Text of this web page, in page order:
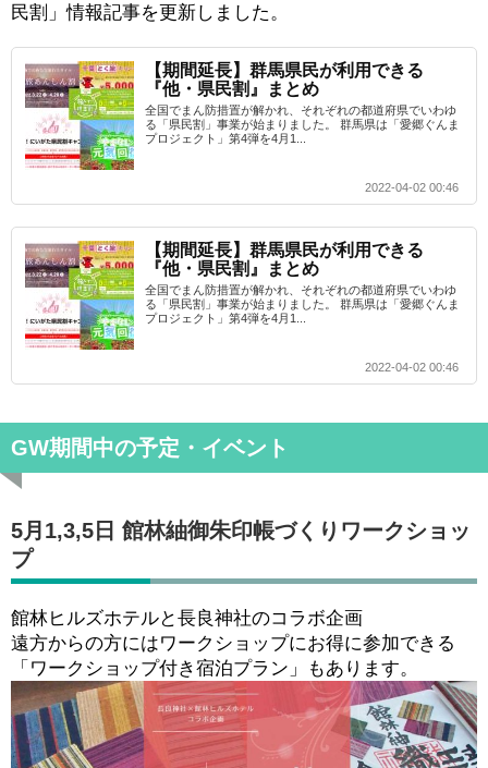
民割」情報記事を更新しました。
【期間延長】群馬県民が利用できる
『他・県民割』まとめ
全国でまん防措置が解かれ、それぞれの都道府県でいわゆ
る「県民割」事業が始まりました。 群馬県は「愛郷ぐんま
プロジェクト」第4弾を4月1...
2022-04-02 00:46
【期間延長】群馬県民が利用できる
『他・県民割』まとめ
全国でまん防措置が解かれ、それぞれの都道府県でいわゆ
る「県民割」事業が始まりました。 群馬県は「愛郷ぐんま
プロジェクト」第4弾を4月1...
2022-04-02 00:46
GW期間中の予定・イベント
5月1,3,5日 館林紬御朱印帳づくりワークショッ
プ
館林ヒルズホテルと長良神社のコラボ企画
遠方からの方にはワークショップにお得に参加できる
「ワークショップ付き宿泊プラン」もあります。